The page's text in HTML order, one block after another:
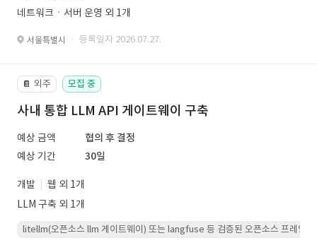
네트워크ㆍ서버 운영 외 1개
서울특별시 · 등록일자 2026.07.27.
📔 외주 모집 중
사내 통합 LLM API 게이트웨이 구축
예상 금액
협의 후 결정
예상 기간
30일
개발
웹 외 1개
LLM 구축 외 1개
litellm(오픈소스 llm 게이트웨이) 또는 langfuse 등 검증된 오픈소스 프레임워